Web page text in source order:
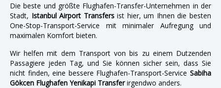
Die beste und größte Flughafen-Transfer-Unternehmen in der
Stadt, Istanbul Airport Transfersist hier, um Ihnen die besten
One-Stop-Transport-Service mit minimaler Aufregung und
maximalen Komfort bieten.
Wir helfen mit dem Transport von bis zu einem Dutzenden
Passagiere jeden Tag, und Sie können sicher sein, dass Sie
nicht finden, eine bessere Flughafen-Transport-Service Sabiha
Gökcen Flughafen Yenikapi Transferirgendwo anders.